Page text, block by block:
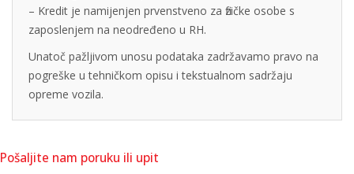
– Kredit je namijenjen prvenstveno za fizičke osobe s
zaposlenjem na neodređeno u RH.
Unatoč pažljivom unosu podataka zadržavamo pravo na
pogreške u tehničkom opisu i tekstualnom sadržaju
opreme vozila.
Pošaljite nam poruku ili upit